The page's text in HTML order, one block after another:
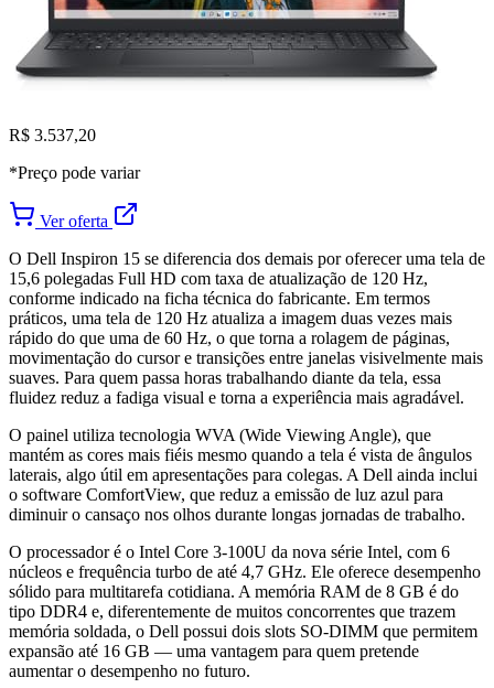
R$ 3.537,20
*Preço pode variar
Ver oferta
O Dell Inspiron 15 se diferencia dos demais por oferecer uma tela de
15,6 polegadas Full HD com taxa de atualização de 120 Hz,
conforme indicado na ficha técnica do fabricante. Em termos
práticos, uma tela de 120 Hz atualiza a imagem duas vezes mais
rápido do que uma de 60 Hz, o que torna a rolagem de páginas,
movimentação do cursor e transições entre janelas visivelmente mais
suaves. Para quem passa horas trabalhando diante da tela, essa
fluidez reduz a fadiga visual e torna a experiência mais agradável.
O painel utiliza tecnologia WVA (Wide Viewing Angle), que
mantém as cores mais fiéis mesmo quando a tela é vista de ângulos
laterais, algo útil em apresentações para colegas. A Dell ainda inclui
o software ComfortView, que reduz a emissão de luz azul para
diminuir o cansaço nos olhos durante longas jornadas de trabalho.
O processador é o Intel Core 3-100U da nova série Intel, com 6
núcleos e frequência turbo de até 4,7 GHz. Ele oferece desempenho
sólido para multitarefa cotidiana. A memória RAM de 8 GB é do
tipo DDR4 e, diferentemente de muitos concorrentes que trazem
memória soldada, o Dell possui dois slots SO-DIMM que permitem
expansão até 16 GB — uma vantagem para quem pretende
aumentar o desempenho no futuro.